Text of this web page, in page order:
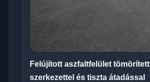
Felújított aszfaltfelület tömörített
szerkezettel és tiszta átadással